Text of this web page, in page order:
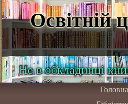
Освітній
Не в обкладинці
Головна